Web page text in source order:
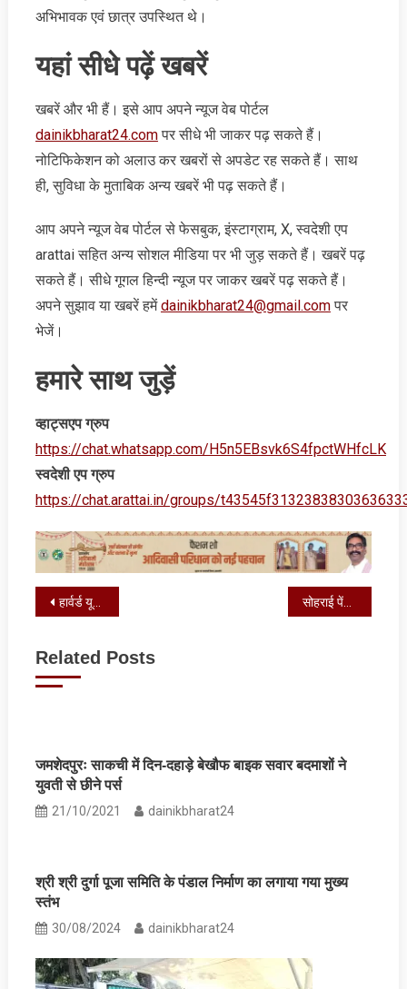
अभिभावक एवं छात्र उपस्थित थे।
यहां सीधे पढ़ें खबरें
खबरें और भी हैं। इसे आप अपने न्‍यूज वेब पोर्टल
dainikbharat24.comपर सीधे भी जाकर पढ़ सकते हैं।
नोटिफिकेशन को अलाउ कर खबरों से अपडेट रह सकते हैं। साथ
ही, सुविधा के मुताबिक अन्‍य खबरें भी पढ़ सकते हैं।
आप अपने न्‍यूज वेब पोर्टल से फेसबुक, इंस्‍टाग्राम, X, स्‍वदेशी एप
arattai सहित अन्‍य सोशल मीडिया पर भी जुड़ सकते हैं। खबरें पढ़
सकते हैं। सीधे गूगल हिन्‍दी न्‍यूज पर जाकर खबरें पढ़ सकते हैं।
अपने सुझाव या खबरें हमेंdainikbharat24@gmail.comपर
भेजें।
हमारे साथ जुड़ें
व्‍हाट्सएप ग्रुप
https://chat.whatsapp.com/H5n5EBsvk6S4fpctWHfcLK
स्‍वदेशी एप ग्रुप
https://chat.arattai.in/groups/
Post
हार्वर्ड यूनिवर्सिटी के रिसर्च में खुलासा, इन बलाओं से भाईयों की रक्षा करती है बहनें सोहराई पेंटिंग प्रशिक्षण का समापन एवं बांटे गए प्रमाण-पत्र
Related Posts
जमशेदपुरः साकची में दिन-दहाड़े बेखौफ बाइक सवार बदमाशों ने
युवती से छीने पर्स
21/10/2021 dainikbharat24
श्री श्री दुर्गा पूजा समिति के पंडाल निर्माण का लगाया गया मुख्‍य
स्‍तंभ
30/08/2024 dainikbharat24